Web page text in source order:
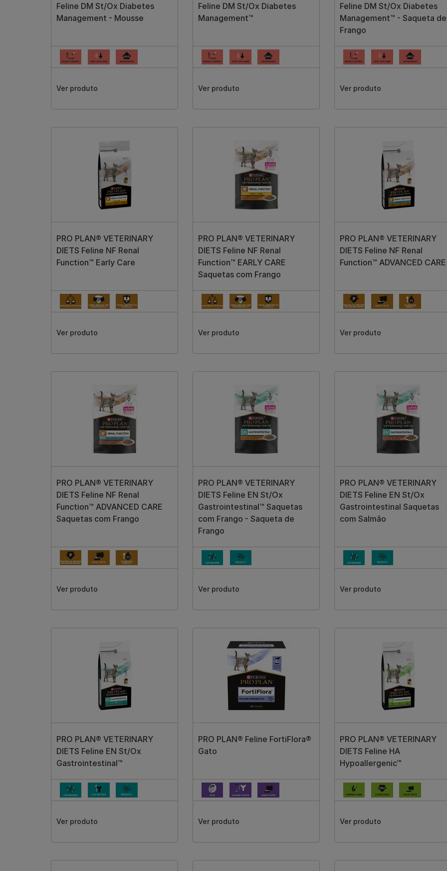
Feline DM St/Ox Diabetes
Management - Mousse
Ver produto
Feline DM St/Ox Diabetes
Management™
Ver produto
Feline DM St/Ox Diabetes
Management™ - Saqueta de
Frango
Ver produto
PRO PLAN® VETERINARY
DIETS Feline NF Renal
Function™ Early Care
Ver produto
PRO PLAN® VETERINARY
DIETS Feline NF Renal
Function™ EARLY CARE
Saquetas com Frango
Ver produto
PRO PLAN® VETERINARY
DIETS Feline NF Renal
Function™ ADVANCED CARE
Ver produto
PRO PLAN® VETERINARY
DIETS Feline NF Renal
Function™ ADVANCED CARE
Saquetas com Frango
Ver produto
PRO PLAN® VETERINARY
DIETS Feline EN St/Ox
Gastrointestinal™ Saquetas
com Frango - Saqueta de
Frango
Ver produto
PRO PLAN® VETERINARY
DIETS Feline EN St/Ox
Gastrointestinal Saquetas
com Salmão
Ver produto
PRO PLAN® VETERINARY
DIETS Feline EN St/Ox
Gastrointestinal™
Ver produto
PRO PLAN® Feline FortiFlora®
Gato
Ver produto
PRO PLAN® VETERINARY
DIETS Feline HA
Hypoallergenic™
Ver produto